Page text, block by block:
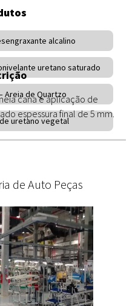
alcalino
uretano saturado
– Areia de Quartzo
de uretano vegetal
cana e aplicação de
espessura final de 5 mm.
de Auto Peças